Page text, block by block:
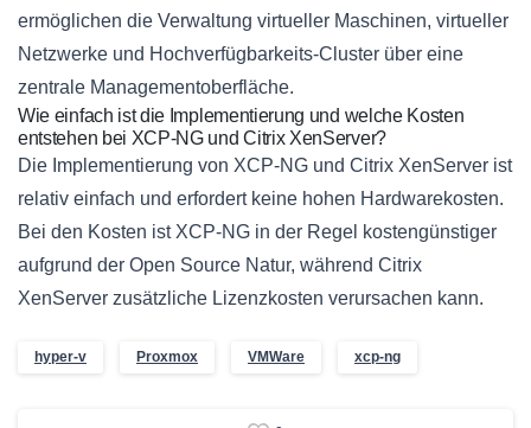
ermöglichen die Verwaltung virtueller Maschinen, virtueller
Netzwerke und Hochverfügbarkeits-Cluster über eine
zentrale Managementoberfläche.
Wie einfach ist die Implementierung und welche Kosten
entstehen bei XCP-NG und Citrix XenServer?
Die Implementierung von XCP-NG und Citrix XenServer ist
relativ einfach und erfordert keine hohen Hardwarekosten.
Bei den Kosten ist XCP-NG in der Regel kostengünstiger
aufgrund der Open Source Natur, während Citrix
XenServer zusätzliche Lizenzkosten verursachen kann.
hyper-v Proxmox VMWare xcp-ng